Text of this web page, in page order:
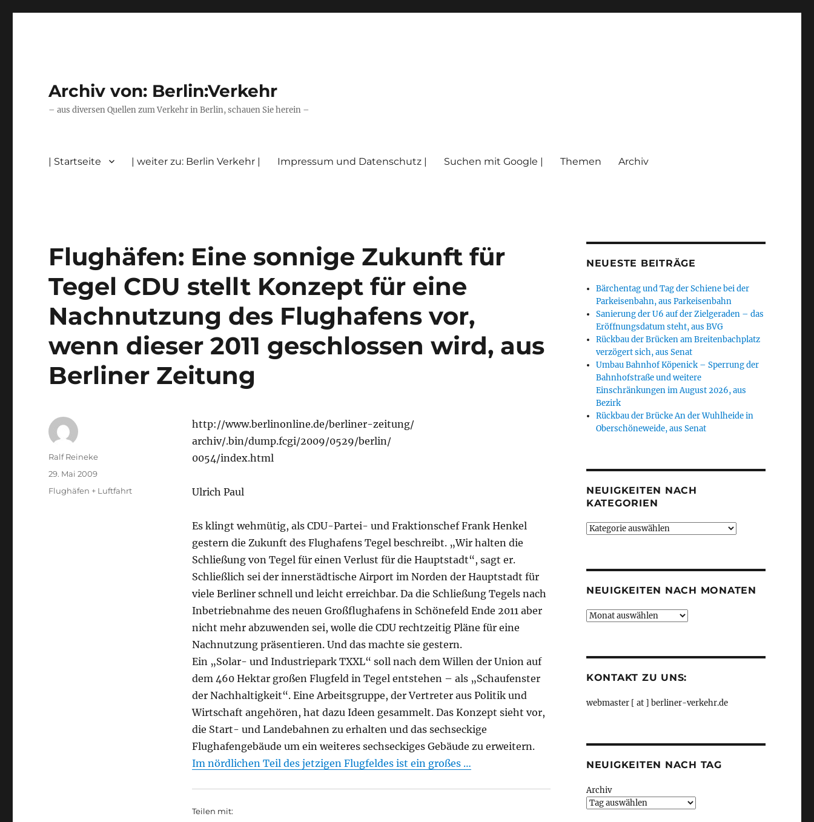
Archiv von: Berlin:Verkehr
– aus diversen Quellen zum Verkehr in Berlin, schauen Sie herein –
| Startseite | weiter zu: Berlin Verkehr | Impressum und Datenschutz | Suchen mit Google | Themen Archiv
Flughäfen: Eine sonnige Zukunft für
Tegel CDU stellt Konzept für eine
Nachnutzung des Flughafens vor,
wenn dieser 2011 geschlossen wird, aus
Berliner Zeitung
http://www.berlinonline.de/berliner-zeitung/
archiv/.bin/dump.fcgi/2009/0529/berlin/
0054/index.html
Ulrich Paul
Es klingt wehmütig, als CDU-Partei- und Fraktionschef Frank Henkel
gestern die Zukunft des Flughafens Tegel beschreibt. „Wir halten die
Schließung von Tegel für einen Verlust für die Hauptstadt“, sagt er.
Schließlich sei der innerstädtische Airport im Norden der Hauptstadt für
viele Berliner schnell und leicht erreichbar. Da die Schließung Tegels nach
Inbetriebnahme des neuen Großflughafens in Schönefeld Ende 2011 aber
nicht mehr abzuwenden sei, wolle die CDU rechtzeitig Pläne für eine
Nachnutzung präsentieren. Und das machte sie gestern.
Ein „Solar- und Industriepark TXXL“ soll nach dem Willen der Union auf
dem 460 Hektar großen Flugfeld in Tegel entstehen – als „Schaufenster
der Nachhaltigkeit“. Eine Arbeitsgruppe, der Vertreter aus Politik und
Wirtschaft angehören, hat dazu Ideen gesammelt. Das Konzept sieht vor,
die Start- und Landebahnen zu erhalten und das sechseckige
Flughafengebäude um ein weiteres sechseckiges Gebäude zu erweitern.
Im nördlichen Teil des jetzigen Flugfeldes ist ein großes …
Teilen mit:
Autor
Ralf Reineke
Veröffentlicht
am
29. Mai 2009
Kategorien
Flughäfen + Luftfahrt
NEUESTE BEITRÄGE
Bärchentag und Tag der Schiene bei der
Parkeisenbahn, aus Parkeisenbahn
Sanierung der U6 auf der Zielgeraden – das
Eröffnungsdatum steht, aus BVG
Rückbau der Brücken am Breitenbachplatz
verzögert sich, aus Senat
Umbau Bahnhof Köpenick – Sperrung der
Bahnhofstraße und weitere
Einschränkungen im August 2026, aus
Bezirk
Rückbau der Brücke An der Wuhlheide in
Oberschöneweide, aus Senat
NEUIGKEITEN NACH
KATEGORIEN
Neuigkeiten
NEUIGKEITEN NACH MONATEN
Neuigkeiten
KONTAKT ZU UNS:
webmaster [ at ] berliner-verkehr.de
NEUIGKEITEN NACH TAG
Archiv